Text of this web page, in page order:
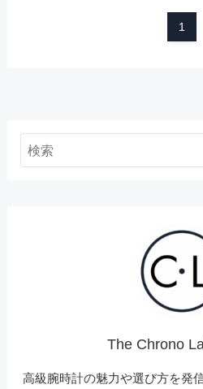
1
The Chrono
高級腕時計の魅力や選び方を発